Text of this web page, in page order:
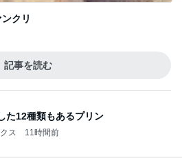
クリ
記事を読む
た12種類もあるプリン
ス 11時間前